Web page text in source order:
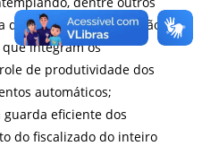
de processos; automação
integram os
de produtividade dos
automáticos;
guarda eficiente dos
do fiscalizado do inteiro